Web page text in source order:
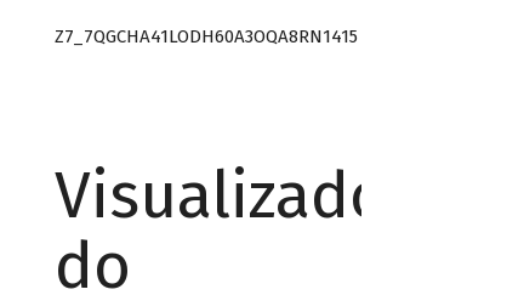
Z7_7QGCHA41LODH60A3OQA8RN1415
Visualizador
do